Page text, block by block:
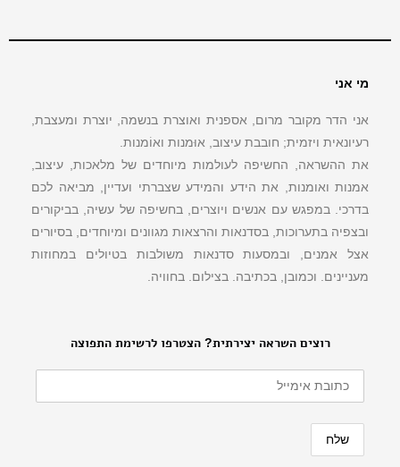
רוצים השראה יצירתית? הצטרפו לרשימת התפוצה
מי אני
אני הדר מקובר מרום, אספנית ואוצרת בנשמה, יוצרת ומעצבת,
רעיונאית ויזמית; חובבת עיצוב, אוּמנות ואוֹמנות.
את ההשראה, החשיפה לעולמות מיוחדים של מלאכות, עיצוב,
אמנות ואומנות, את הידע והמידע שצברתי ועדיין, מביאה לכם
בדרכי. במפגש עם אנשים ויוצרים, בחשיפה של עשיה, בביקורים
ובצפיה בתערוכות, בסדנאות והרצאות מגוונים ומיוחדים, בסיורים
אצל אמנים, ובמסעות סדנאות משולבות בטיולים במחוזות
מעניינים. וכמובן, בכתיבה. בצילום. בחוויה.